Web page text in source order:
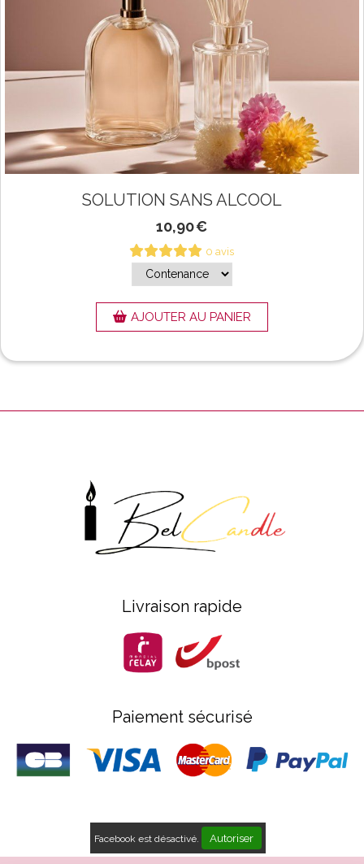
SOLUTION SANS ALCOOL
10,90€
0 avis
AJOUTER AU PANIER
Livraison rapide
Paiement sécurisé
Facebook est désactivé. Autoriser